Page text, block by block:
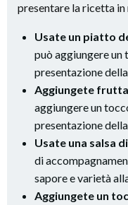
presentare la ricetta
Usate un piatto
può aggiungere un
presentazione
Aggiungete
aggiungere un
presentazione
Usate una salsa
di
sapore e varietà
Aggiungete un